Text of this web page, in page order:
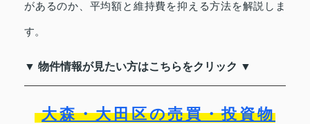
があるのか、平均額と維持費を抑える方法を解説しま
す。
▼ 物件情報が見たい方はこちらをクリック ▼
大森・大田区の売買・投資物